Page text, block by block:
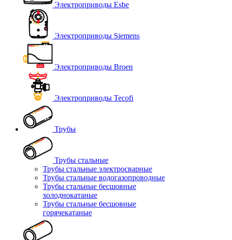
Электроприводы Esbe
Электроприводы Siemens
Электроприводы Broen
Электроприводы Tecofi
Трубы
Трубы стальные
Трубы стальные электросварные
Трубы стальные водогазопроводные
Трубы стальные бесшовные
холоднокатаные
Трубы стальные бесшовные
горячекатаные